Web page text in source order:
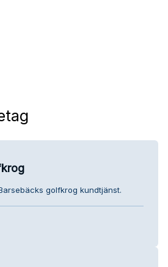
golfkrog kundtjänst.